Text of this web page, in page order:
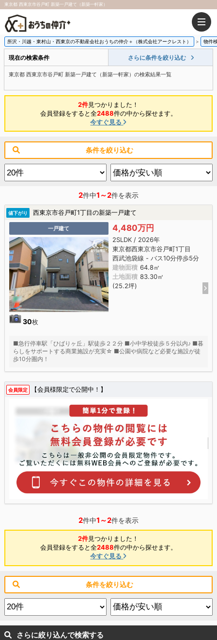
東京都 西東京市谷戸町 新築一戸建て（新築一軒家）
所沢・川越・東村山・西東京の不動産会社おうちの仲介＋（株式会社アークレスト） 物件
現在の検索条件 さらに条件を絞り込む
東京都 西東京市谷戸町 新築一戸建て（新築一軒家）の検索結果一覧
2件見つかりました！
会員登録をすると全2488件の中から探せます。
今すぐ見る
条件を絞り込む
2件中1～2件を表示
値下がり 西東京市谷戸町1丁目の新築一戸建て
一戸建て
30枚
4,480万円
2SLDK / 2026年
東京都西東京市谷戸町1丁目
西武池袋線 - バス10分停歩5分
建物面積 64.8㎡
土地面積 83.30㎡
(25.2坪)
■急行停車駅「ひばりヶ丘」駅徒歩２２分 ■小中学校徒歩５分以内♪ ■暮
らしをサポートする商業施設が充実☆ ■公園や病院など必要な施設が徒
歩10分圏内！
会員限定 【会員様限定で公開中！】
2件中1～2件を表示
2件見つかりました！
会員登録をすると全2488件の中から探せます。
今すぐ見る
条件を絞り込む
さらに絞り込んで検索する